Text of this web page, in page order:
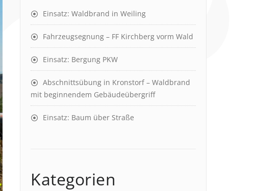
Einsatz: Waldbrand in Weiling
Fahrzeugsegnung – FF Kirchberg vorm Wald
Einsatz: Bergung PKW
Abschnittsübung in Kronstorf – Waldbrand
mit beginnendem Gebäudeübergriff
Einsatz: Baum über Straße
Kategorien